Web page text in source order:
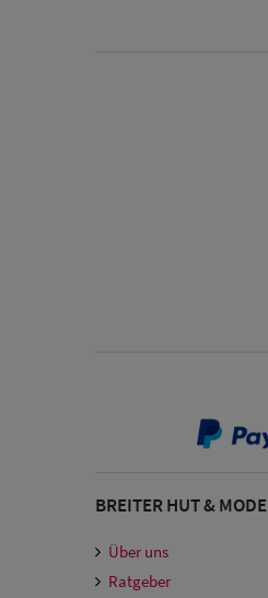
BREITER HUT & MODE
Über uns
Ratgeber